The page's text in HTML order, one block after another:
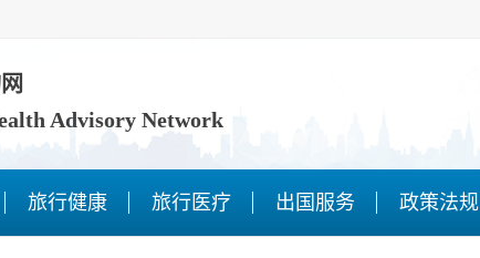
Advisory Network
旅行健康 旅行医疗 出国服务 政策法规